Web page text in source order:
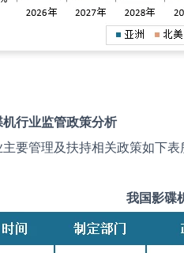
机行业监管政策分析
要管理及扶持相关政策如下表
我国影碟